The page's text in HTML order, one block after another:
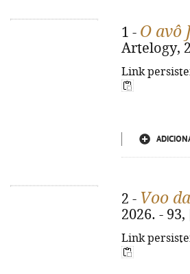
1 - O avô
Artelogy,
Link
2 - Voo
2026. -
Link